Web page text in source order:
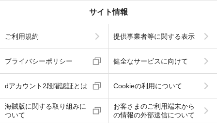
サイト情報
ご利用規約 提供事業者等に関する表示
プライバシーポリシー 健全なサービスに向けて
dアカウント2段階認証とは Cookieの利用について
海賊版に関する取り組みに
ついて
お客さまのご利用端末から
の情報の外部送信について